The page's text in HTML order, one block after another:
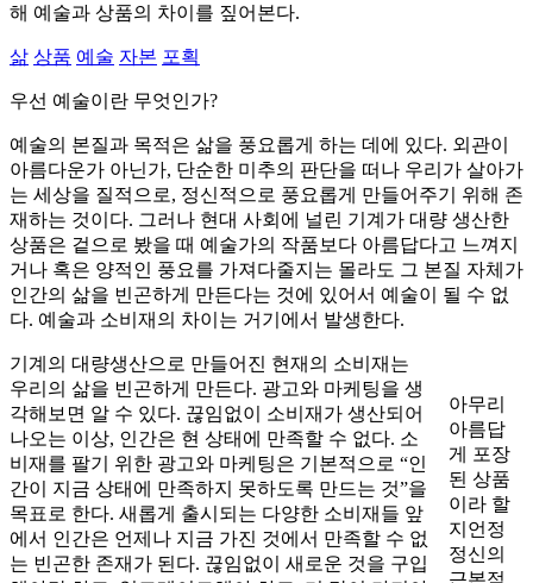
해 예술과 상품의 차이를 짚어본다.
삶 상품 예술 자본 포획
우선 예술이란 무엇인가?
예술의 본질과 목적은 삶을 풍요롭게 하는 데에 있다. 외관이
아름다운가 아닌가, 단순한 미추의 판단을 떠나 우리가 살아가
는 세상을 질적으로, 정신적으로 풍요롭게 만들어주기 위해 존
재하는 것이다. 그러나 현대 사회에 널린 기계가 대량 생산한
상품은 겉으로 봤을 때 예술가의 작품보다 아름답다고 느껴지
거나 혹은 양적인 풍요를 가져다줄지는 몰라도 그 본질 자체가
인간의 삶을 빈곤하게 만든다는 것에 있어서 예술이 될 수 없
다. 예술과 소비재의 차이는 거기에서 발생한다.
아무리
아름답
게 포장
된 상품
이라 할
지언정
정신의
근본적
기계의 대량생산으로 만들어진 현재의 소비재는
우리의 삶을 빈곤하게 만든다. 광고와 마케팅을 생
각해보면 알 수 있다. 끊임없이 소비재가 생산되어
나오는 이상, 인간은 현 상태에 만족할 수 없다. 소
비재를 팔기 위한 광고와 마케팅은 기본적으로 “인
간이 지금 상태에 만족하지 못하도록 만드는 것”을
목표로 한다. 새롭게 출시되는 다양한 소비재들 앞
에서 인간은 언제나 지금 가진 것에서 만족할 수 없
는 빈곤한 존재가 된다. 끊임없이 새로운 것을 구입